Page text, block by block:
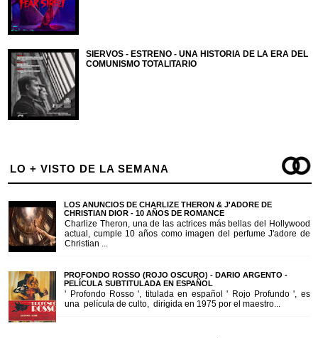
SIERVOS - ESTRENO - UNA HISTORIA DE LA ERA DEL
COMUNISMO TOTALITARIO
LO + VISTO DE LA SEMANA
LOS ANUNCIOS DE CHARLIZE THERON & J'ADORE DE
CHRISTIAN DIOR - 10 AÑOS DE ROMANCE
Charlize Theron, una de las actrices más bellas del Hollywood
actual, cumple 10 años como imagen del perfume J'adore de
Christian ...
PROFONDO ROSSO (ROJO OSCURO) - DARIO ARGENTO -
PELÍCULA SUBTITULADA EN ESPAÑOL
' Profondo Rosso ', titulada en español ' Rojo Profundo ', es
una película de culto, dirigida en 1975 por el maestro...